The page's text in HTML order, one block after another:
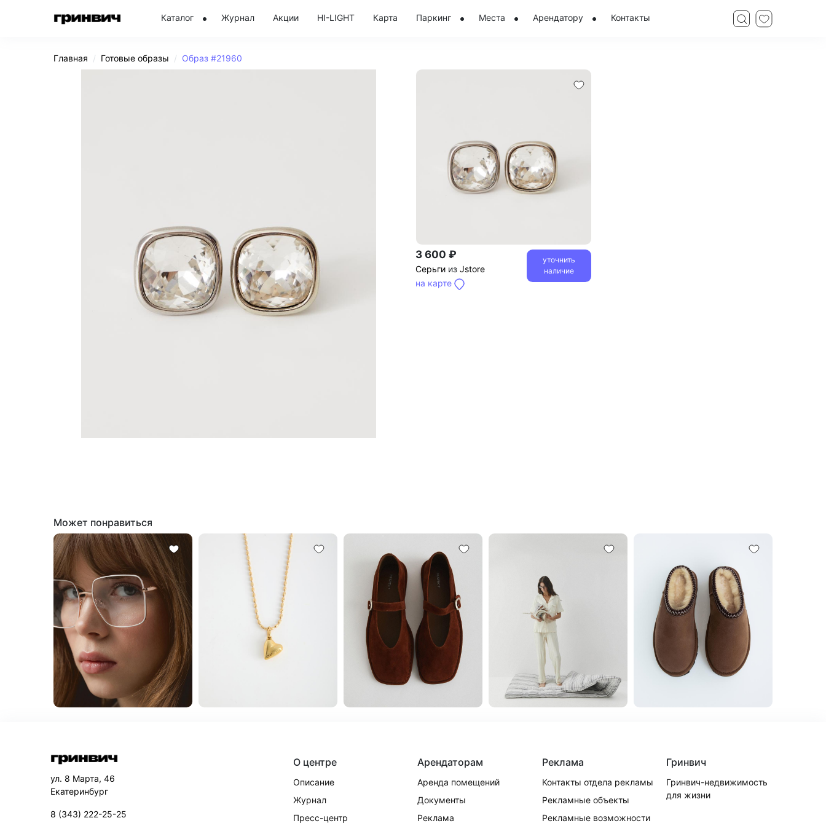
Каталог Журнал Акции HI-LIGHT Карта Паркинг Места Арендатору Контакты
Главная Готовые образы Образ #21960
3 600 ₽
Серьги из Jstore
на карте
уточнить
наличие
Может понравиться
ул. 8 Марта, 46
Екатеринбург
8 (343) 222-25-25
О центре
Описание
Журнал
Пресс-центр
Арендаторам
Аренда помещений
Документы
Реклама
Реклама
Контакты отдела рекламы
Рекламные объекты
Рекламные возможности
Гринвич
Гринвич-недвижимость
для жизни